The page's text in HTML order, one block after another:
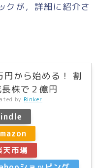
クが，詳細に紹介さ
円から始める！ 割
株で２億円
by Rinker
天市場